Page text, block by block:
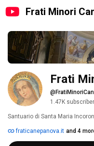
Frati Minori
Frati
1.47K
Santuario di Santa Maria
fraticanepanova.it and 4